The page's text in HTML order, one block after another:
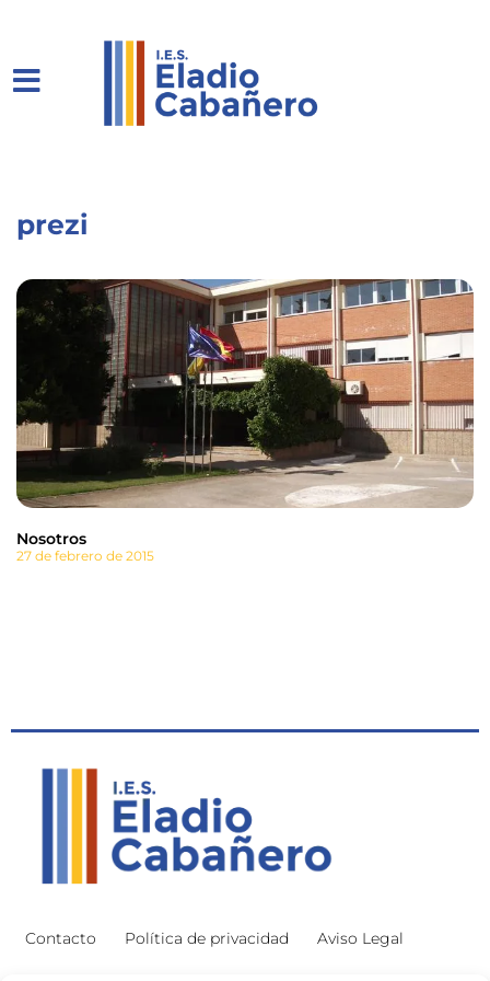
prezi
Nosotros
27 de febrero de 2015
Contacto Política de privacidad Aviso Legal